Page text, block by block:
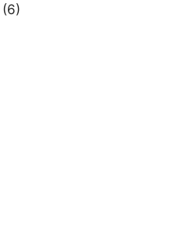
(6)